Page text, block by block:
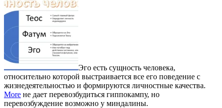
Эго есть сущность человека,
относительно которой выстраивается все его поведение с
жизнедеятельностью и формируются личностные качества.
More не дает перевозбудиться гиппокампу, но
перевозбуждение возможно у миндалины.